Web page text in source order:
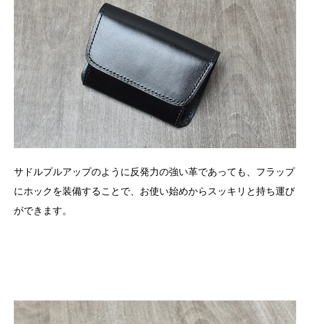
サドルプルアップのように反発力の強い革であっても、フラップ
にホックを装備することで、お使い始めからスッキリと持ち運び
ができます。